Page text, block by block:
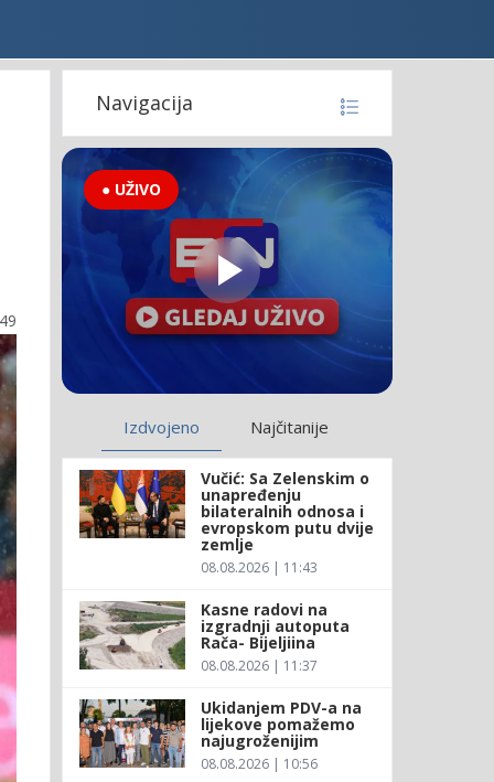
Navigacija
● UŽIVO
Izdvojeno Najčitanije
Vučić: Sa Zelenskim o
unapređenju
bilateralnih odnosa i
evropskom putu dvije
zemlje
08.08.2026 | 11:43
Kasne radovi na
izgradnji autoputa
Rača- Bijeljiina
08.08.2026 | 11:37
Ukidanjem PDV-a na
lijekove pomažemo
najugroženijim
08.08.2026 | 10:56